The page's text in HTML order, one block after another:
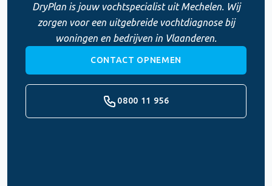
DryPlan is jouw vochtspecialist uit Mechelen. Wij
zorgen voor een uitgebreide vochtdiagnose bij
woningen en bedrijven in Vlaanderen.
CONTACT OPNEMEN
0800 11 956